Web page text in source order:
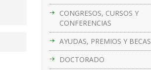
CONGRESOS, CURSOS Y
CONFERENCIAS
AYUDAS, PREMIOS Y BECAS
DOCTORADO